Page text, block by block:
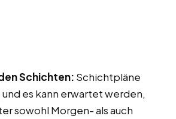
Schichten: Schichtpläne
es kann erwartet werden,
sowohl Morgen- als auch